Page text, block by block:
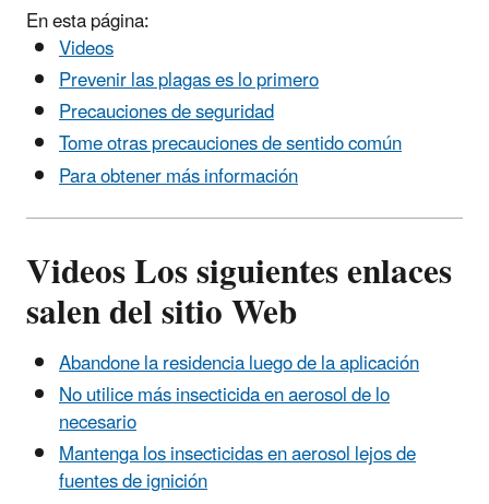
En esta página:
Videos
Prevenir las plagas es lo primero
Precauciones de seguridad
Tome otras precauciones de sentido común
Para obtener más información
VideosLos siguientes enlaces
salen del sitio Web
Abandone la residencia luego de la aplicación
No utilice más insecticida en aerosol de lo
necesario
Mantenga los insecticidas en aerosol lejos de
fuentes de ignición